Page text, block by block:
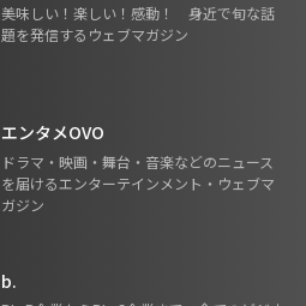
美味しい！楽しい！感動！ 身近で旬な話
題を発信するウェブマガジン
エンタメOVO
ドラマ・映画・舞台・音楽などのニュース
を届けるエンターテインメント・ウェブマ
ガジン
b.